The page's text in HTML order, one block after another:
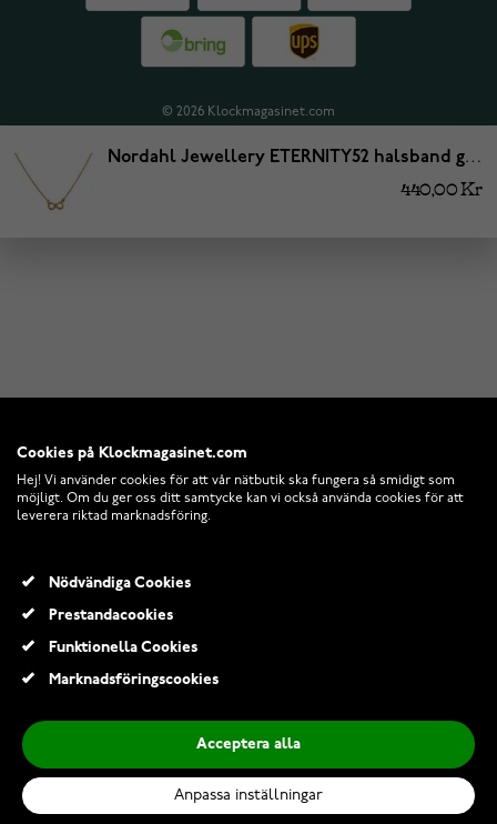
© 2026 Klockmagasinet.com
Nordahl Jewellery ETERNITY52 halsband guld 825 613
440,00 Kr
Cookies på Klockmagasinet.com
Hej! Vi använder cookies för att vår nätbutik ska fungera så smidigt som
möjligt. Om du ger oss ditt samtycke kan vi också använda cookies för att
leverera riktad marknadsföring.
Nödvändiga Cookies
Prestandacookies
Funktionella Cookies
Marknadsföringscookies
Acceptera alla
Anpassa inställningar